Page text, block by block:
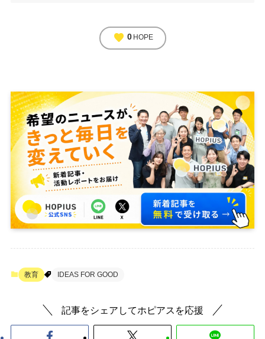
favorite 0 HOPE
教育 IDEAS FOR GOOD
記事をシェアしてホピアスを応援